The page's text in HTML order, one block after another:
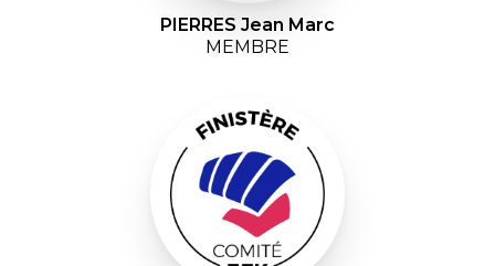
PIERRES Jean Marc
MEMBRE